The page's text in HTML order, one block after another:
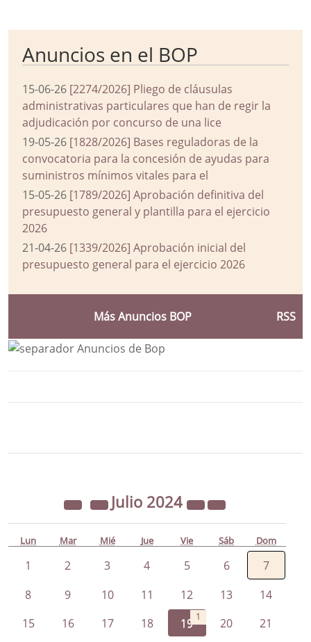
Anuncios en el BOP
15-06-26 [2274/2026] Pliego de cláusulas
administrativas particulares que han de regir la
adjudicación por concurso de una lice
19-05-26 [1828/2026] Bases reguladoras de la
convocatoria para la concesión de ayudas para
suministros mínimos vitales para el
15-05-26 [1789/2026] Aprobación definitiva del
presupuesto general y plantilla para el ejercicio
2026
21-04-26 [1339/2026] Aprobación inicial del
presupuesto general para el ejercicio 2026
Más Anuncios BOP RSS
Julio 2024
Lun Mar Mié Jue Vie Sáb Dom
1 2 3 4 5 6
7
8
9 10 11 12 13
14
15
16 17 18 19 1 20 21